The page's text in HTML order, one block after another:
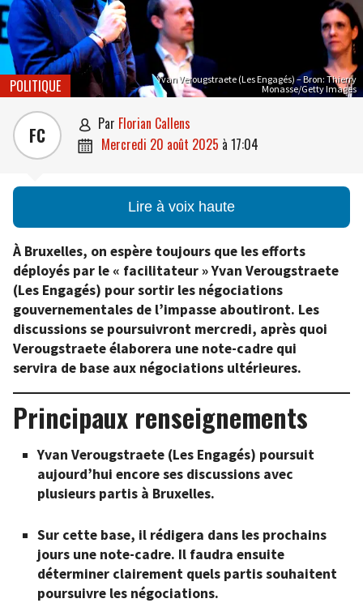
Yvan Verougstraete (Les Engagés) – Bron: Thierry
Monasse/Getty Images
POLITIQUE
FC  par Florian Callens
 mercredi 20 août 2025 à 17:04
Lire à voix haute
À Bruxelles, on espère toujours que les efforts
déployés par le « facilitateur » Yvan Verougstraete
(Les Engagés) pour sortir les négociations
gouvernementales de l’impasse aboutiront. Les
discussions se poursuivront mercredi, après quoi
Verougstraete élaborera une note-cadre qui
servira de base aux négociations ultérieures.
Principaux renseignements
Yvan Verougstraete (Les Engagés) poursuit
aujourd’hui encore ses discussions avec
plusieurs partis à Bruxelles.
Sur cette base, il rédigera dans les prochains
jours une note-cadre. Il faudra ensuite
déterminer clairement quels partis souhaitent
poursuivre les négociations.